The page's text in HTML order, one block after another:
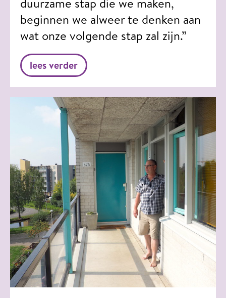
beginnen we alweer te denken aan
wat onze volgende stap zal zijn.”
lees verder